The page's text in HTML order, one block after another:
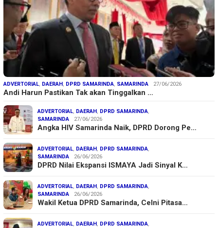
ADVERTORIAL, DAERAH , DPRD SAMARINDA, SAMARINDA 27/06/2026
Andi Harun Pastikan Tak akan Tinggalkan …
ADVERTORIAL, DAERAH , DPRD SAMARINDA,
SAMARINDA
27/06/2026
Angka HIV Samarinda Naik, DPRD Dorong Pe…
ADVERTORIAL, DAERAH , DPRD SAMARINDA,
SAMARINDA
26/06/2026
DPRD Nilai Ekspansi ISMAYA Jadi Sinyal K…
ADVERTORIAL, DAERAH , DPRD SAMARINDA,
SAMARINDA
26/06/2026
Wakil Ketua DPRD Samarinda, Celni Pitasa…
ADVERTORIAL, DAERAH , DPRD SAMARINDA,